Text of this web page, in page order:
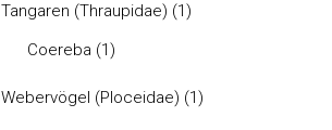
Tangaren (Thraupidae) (1)
Coereba (1)
Webervögel (Ploceidae) (1)